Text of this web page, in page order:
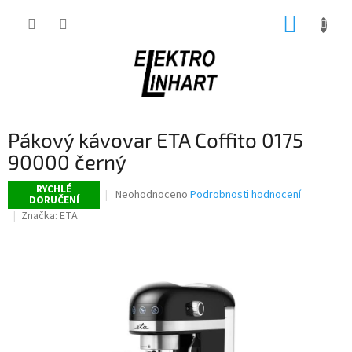
Pákový kávovar ETA Coffito 0175
90000 černý
RYCHLÉ
DORUČENÍ
Průměrné
hvězdiček.
Neohodnoceno Podrobnosti hodnocení
Značka: ETA